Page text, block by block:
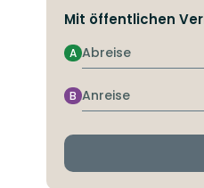
Mit öffentlichen
Abreise
A
Anreise
B